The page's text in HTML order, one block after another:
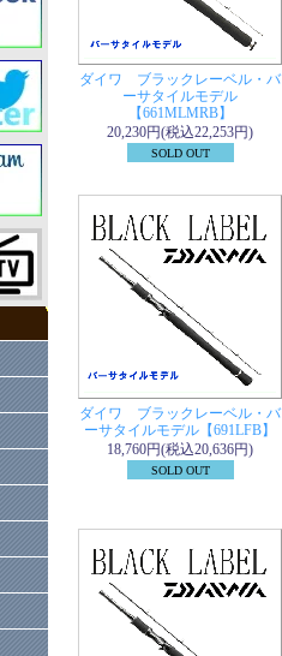
ダイワ ブラックレーベル・バ
ーサタイルモデル
【661MLMRB】
20,230円(税込22,253円)
SOLD OUT
ダイワ ブラックレーベル・バ
ーサタイルモデル【691LFB】
18,760円(税込20,636円)
SOLD OUT